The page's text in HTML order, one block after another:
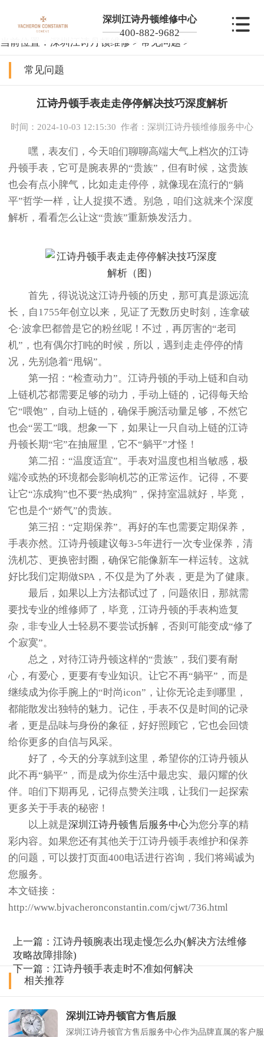
深圳江诗丹顿维修中心
400-882-9682
当前位置： 深圳江诗丹顿维修 > 常见问题 >
常见问题
江诗丹顿手表走走停停解决技巧深度解析
时间：2024-10-03 12:15:30 作者：深圳江诗丹顿维修服务中心
嘿，表友们，今天咱们聊聊高端大气上档次的江诗
丹顿手表，它可是腕表界的“贵族”，但有时候，这贵族
也会有点小脾气，比如走走停停，就像现在流行的“躺
平”哲学一样，让人捉摸不透。别急，咱们这就来个深度
解析，看看怎么让这“贵族”重新焕发活力。
首先，得说说这江诗丹顿的历史，那可真是源远流
长，自1755年创立以来，见证了无数历史时刻，连拿破
仑·波拿巴都曾是它的粉丝呢！不过，再厉害的“老司
机”，也有偶尔打盹的时候，所以，遇到走走停停的情
况，先别急着“甩锅”。
第一招：“检查动力”。江诗丹顿的手动上链和自动
上链机芯都需要足够的动力，手动上链的，记得每天给
它“喂饱”，自动上链的，确保手腕活动量足够，不然它
也会“罢工”哦。想象一下，如果让一只自动上链的江诗
丹顿长期“宅”在抽屉里，它不“躺平”才怪！
第二招：“温度适宜”。手表对温度也相当敏感，极
端冷或热的环境都会影响机芯的正常运作。记得，不要
让它“冻成狗”也不要“热成狗”，保持室温就好，毕竟，
它也是个“娇气”的贵族。
第三招：“定期保养”。再好的车也需要定期保养，
手表亦然。江诗丹顿建议每3-5年进行一次专业保养，清
洗机芯、更换密封圈，确保它能像新车一样运转。这就
好比我们定期做SPA，不仅是为了外表，更是为了健康。
最后，如果以上方法都试过了，问题依旧，那就需
要找专业的维修师了，毕竟，江诗丹顿的手表构造复
杂，非专业人士轻易不要尝试拆解，否则可能变成“修了
个寂寞”。
总之，对待江诗丹顿这样的“贵族”，我们要有耐
心，有爱心，更要有专业知识。让它不再“躺平”，而是
继续成为你手腕上的“时尚icon”，让你无论走到哪里，
都能散发出独特的魅力。记住，手表不仅是时间的记录
者，更是品味与身份的象征，好好照顾它，它也会回馈
给你更多的自信与风采。
好了，今天的分享就到这里，希望你的江诗丹顿从
此不再“躺平”，而是成为你生活中最忠实、最闪耀的伙
伴。咱们下期再见，记得点赞关注哦，让我们一起探索
更多关于手表的秘密！
以上就是深圳江诗丹顿售后服务中心为您分享的精
彩内容。如果您还有其他关于江诗丹顿手表维护和保养
的问题，可以拨打页面400电话进行咨询，我们将竭诚为
您服务。
本文链接：
http://www.bjvacheronconstantin.com/cjwt/736.html
上一篇：江诗丹顿腕表出现走慢怎么办(解决方法维修
攻略故障排除)
下一篇：江诗丹顿手表走时不准如何解决
相关推荐
深圳江诗丹顿官方售后服
深圳江诗丹顿官方售后服务中心作为品牌直属的客户服